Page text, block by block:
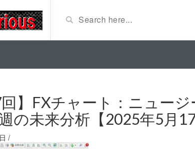
回】FXチャート：ニュー
の未来分析【2025年5月17
/